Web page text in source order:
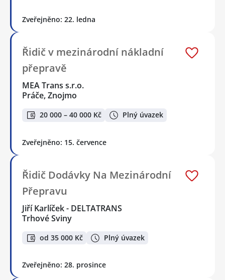
Zveřejněno: 22. ledna
Řidič v mezinárodní nákladní
přepravě
MEA Trans s.r.o.
Práče, Znojmo
20 000 – 40 000 Kč Plný úvazek
Zveřejněno: 15. července
Řidič Dodávky Na Mezinárodní
Přepravu
Jiří Karlíček - DELTATRANS
Trhové Sviny
od 35 000 Kč Plný úvazek
Zveřejněno: 28. prosince